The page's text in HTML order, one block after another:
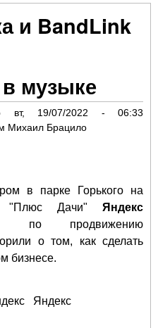
и BandLink
музыке
вт, 19/07/2022 - 06:33
Михаил Брацило
в парке Горького на
"Плюс Дачи" Яндекс
продвижению
о том, как сделать
бизнесе.
Яндекс